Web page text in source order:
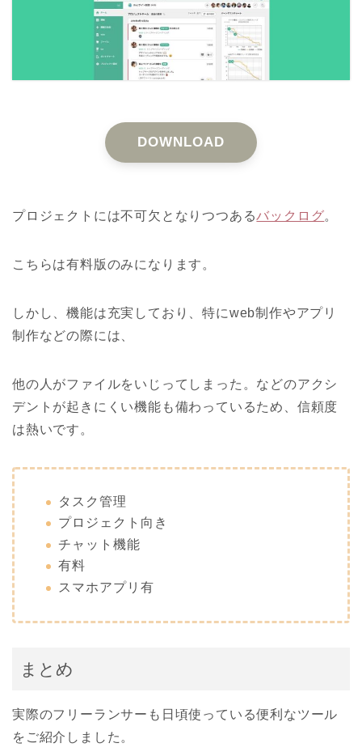
DOWNLOAD
プロジェクトには不可欠となりつつあるバックログ。
こちらは有料版のみになります。
しかし、機能は充実しており、特にweb制作やアプリ
制作などの際には、
他の人がファイルをいじってしまった。などのアクシ
デントが起きにくい機能も備わっているため、信頼度
は熱いです。
タスク管理
プロジェクト向き
チャット機能
有料
スマホアプリ有
まとめ
実際のフリーランサーも日頃使っている便利なツール
をご紹介しました。